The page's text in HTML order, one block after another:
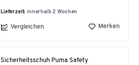
Lieferzeit: innerhalb 2 Wochen
Vergleichen Merken
Sicherheitsschuh Puma Safety